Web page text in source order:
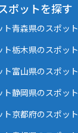
ポットを探す
ト青森県のスポット
ト栃木県のスポット
ト富山県のスポット
ト静岡県のスポット
ト京都府のスポット